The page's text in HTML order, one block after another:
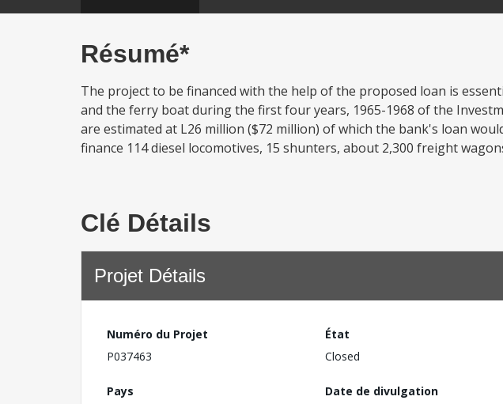
Résumé*
The project to be financed with the help of the proposed loan is
and the ferry boat during the first four years, 1965-1968 of the
are estimated at L26 million ($72 million) of which the bank's loan
finance 114 diesel locomotives, 15 shunters, about 2,300 freight
Clé Détails
Projet Détails
Numéro du Projet
P037463
État
Closed
Pays
Date de divulgation